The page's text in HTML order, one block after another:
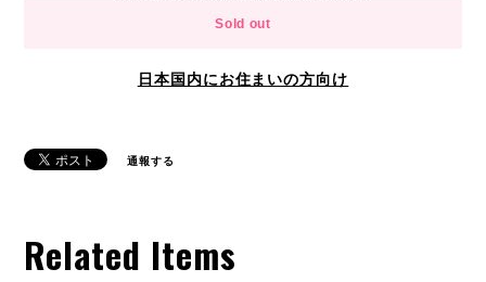
Sold out
日本国内にお住まいの方向け
通報する
Related Items